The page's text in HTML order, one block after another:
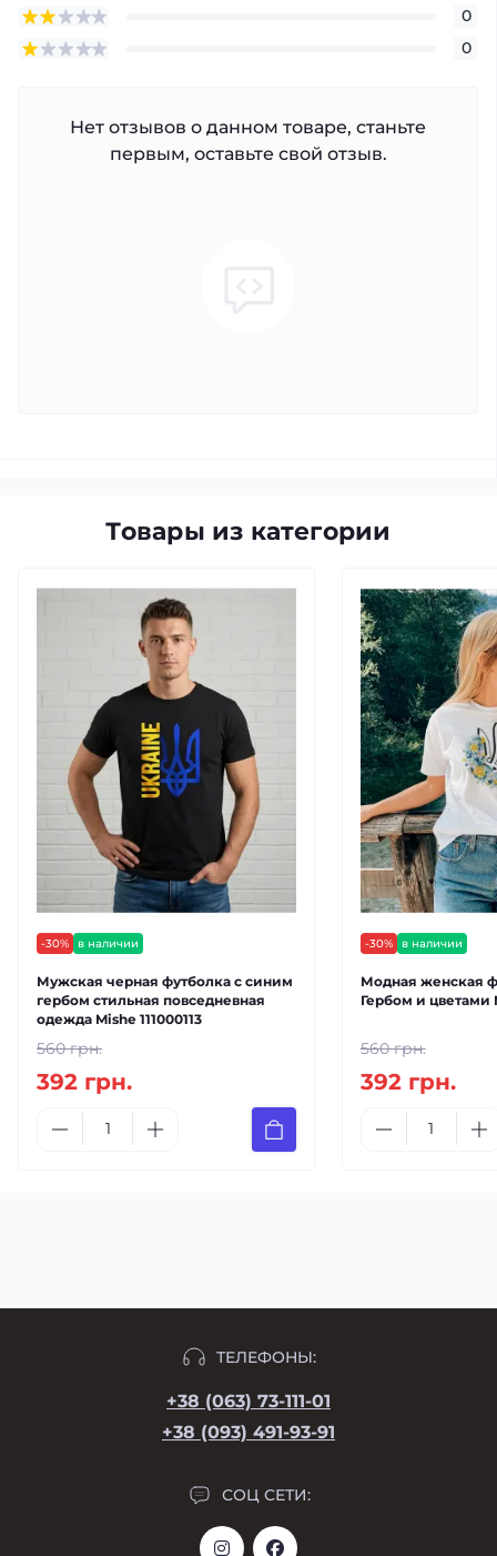
0
0
Нет отзывов о данном товаре, станьте
первым, оставьте свой отзыв.
Товары из категории
-30% в наличии
Мужская черная футболка с синим
гербом стильная повседневная
одежда Mishe 111000113
560 грн.
392 грн.
-30% в наличии
Модная женская
Гербом и цветами
560 грн.
392 грн.
ТЕЛЕФОНЫ:
+38 (063) 73-111-01
+38 (093) 491-93-91
СОЦ СЕТИ: